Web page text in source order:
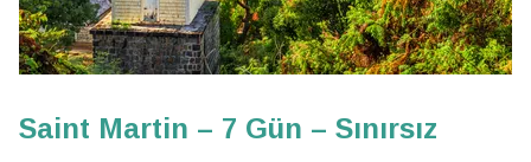
Saint Martin – 7 Gün – Sınırsız